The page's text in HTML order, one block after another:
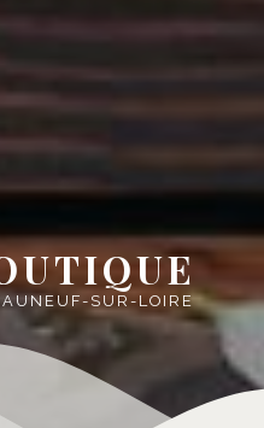
SUR-LOIRE